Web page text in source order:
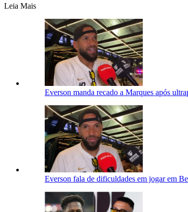
Leia Mais
Everson manda recado a Marques após
Everson fala de dificuldades em jogar em